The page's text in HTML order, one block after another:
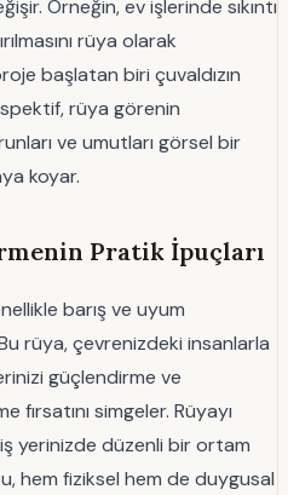
Örneğin, ev işlerinde sıkıntı
rüya olarak
başlatan biri çuvaldızın
rüya görenin
ve umutları görsel bir
koyar.
Pratik İpuçları
barış ve uyum
rüya, çevrenizdeki insanlarla
güçlendirme ve
fırsatını simgeler. Rüyayı
iş yerinizde düzenli bir ortam
hem fiziksel hem de duygusal